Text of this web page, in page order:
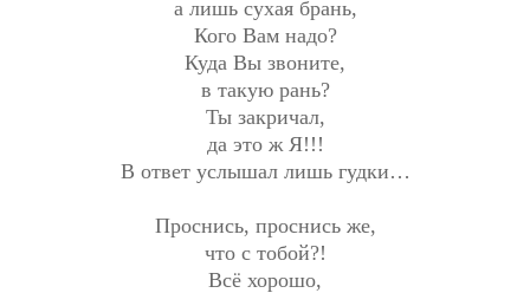
а лишь сухая брань,
Кого Вам надо?
Куда Вы звоните,
в такую рань?
Ты закричал,
да это ж Я!!!
В ответ услышал лишь гудки…
Проснись, проснись же,
что с тобой?!
Всё хорошо,